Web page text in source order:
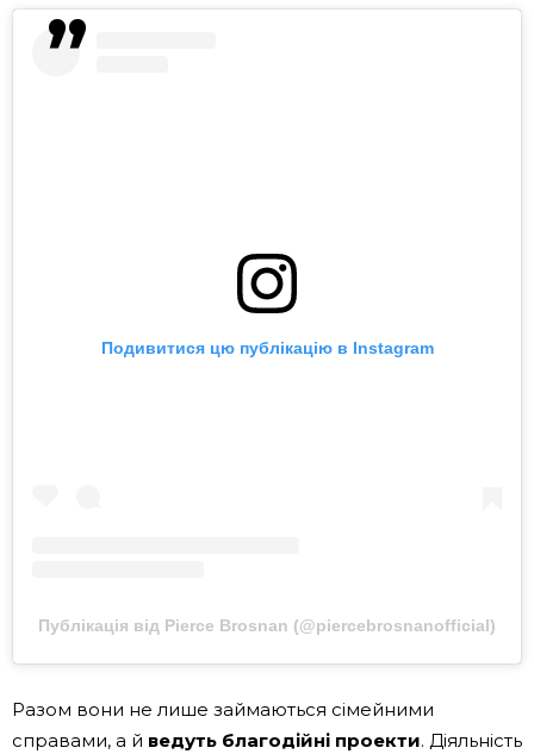
Подивитися цю публікацію в Instagram
Публікація від Pierce Brosnan (@piercebrosnanofficial)
Разом вони не лише займаються сімейними
справами, а й ведуть благодійні проекти. Діяльність